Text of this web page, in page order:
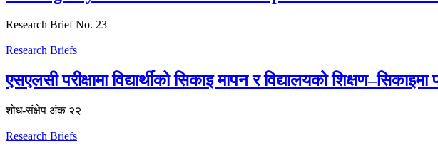
Research Brief No. 23
Research Briefs
एसएलसी परीक्षामा विद्यार्थीको सिकाइ मापन र विद्यालयको शिक्षण–सिकाइमा
शोध-संक्षेप अंक २२
Research Briefs